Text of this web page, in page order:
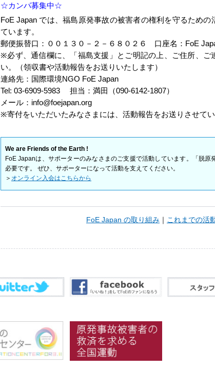
☆カンパ募集中☆
FoE Japan では、福島原発事故の被害者の権利を守るため
ています。
郵便振替口：００１３０－２－６８０２６ 口座名：FoE
※必ず、通信欄に、「福島支援」とご明記の上、ご住所、ご
い。（領収書や活動報告をお送りいたします）
連絡先：国際環境NGO FoE Japan
Tel: 03-6909-5983 担当：満田（090-6142-1807）
メール：info@foejapan.org
※寄付をいただいたみなさまには、活動報告をお送りさせてい
We are Friends of the Earth !
FoE Japanは、サポーターのみなさまのご支援で活動しています。「脱
必要です。 ぜひ、サポーターになって活動を支えてください。
＞ オンライン入会はこちらから
FoE Japan の取り組み これまでの活